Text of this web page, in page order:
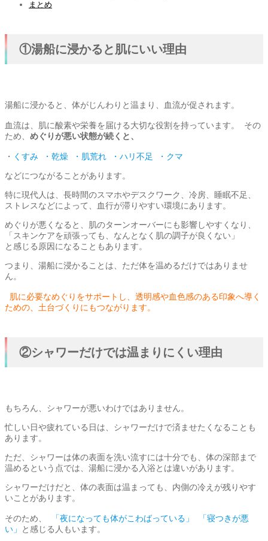
まとめ
①湯船に浸かると肌にいい理由
湯船に浸かると、体がじんわりと温まり、血流が促されます。
血流は、肌に酸素や栄養を届ける大切な役割を持っています。 その
ため、 めぐりが悪い状態が続くと、
・ くすみ ・乾燥 ・肌荒れ ・ハリ不足 ・クマ
などにつながることがあります。
特に現代人は、長時間のスマホやデスクワーク、冷房、睡眠不足、
ストレスなどによって、血行が滞りやすい環境にあります。
めぐりが悪くなると、肌のターンオーバーにも影響しやすくなり、
「スキンケアを頑張っても、なんとなく肌の調子が良くない」
と感じる原因になることもあります。
つまり、湯船に浸かることは、ただ体を温めるだけではありませ
ん。
肌に必要なめぐりをサポートし、透明感や血色感のある印象へ導く
ための、土台づくりにもつながります。
②シャワーだけでは温まりにくい理由
もちろん、シャワーが悪いわけではありません。
忙しい日や疲れている日は、シャワーだけで済ませたくなることも
あります。
ただ、シャワーは体の表面を洗い流すには十分でも、体の深部まで
温めるという点では、湯船に浸かる入浴とは違いがあります。
シャワーだけだと、体の表面は温まっても、内側の冷えが残りやす
いことがあります。
そのため、
「夜になっても体がこわばっている」 「寝つきが悪
い」
と感じる人もいます。